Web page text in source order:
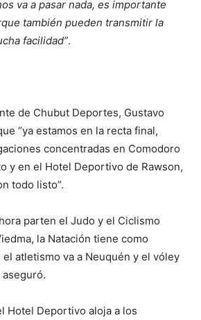
va a pasar nada, es importante
también pueden transmitir la
facilidad”.
de Chubut Deportes, Gustavo
“ya estamos en la recta final,
concentradas en Comodoro
y en el Hotel Deportivo de Rawson,
todo listo”.
parten el Judo y el Ciclismo
la Natación tiene como
atletismo va a Neuquén y el vóley
aseguró.
Hotel Deportivo aloja a los